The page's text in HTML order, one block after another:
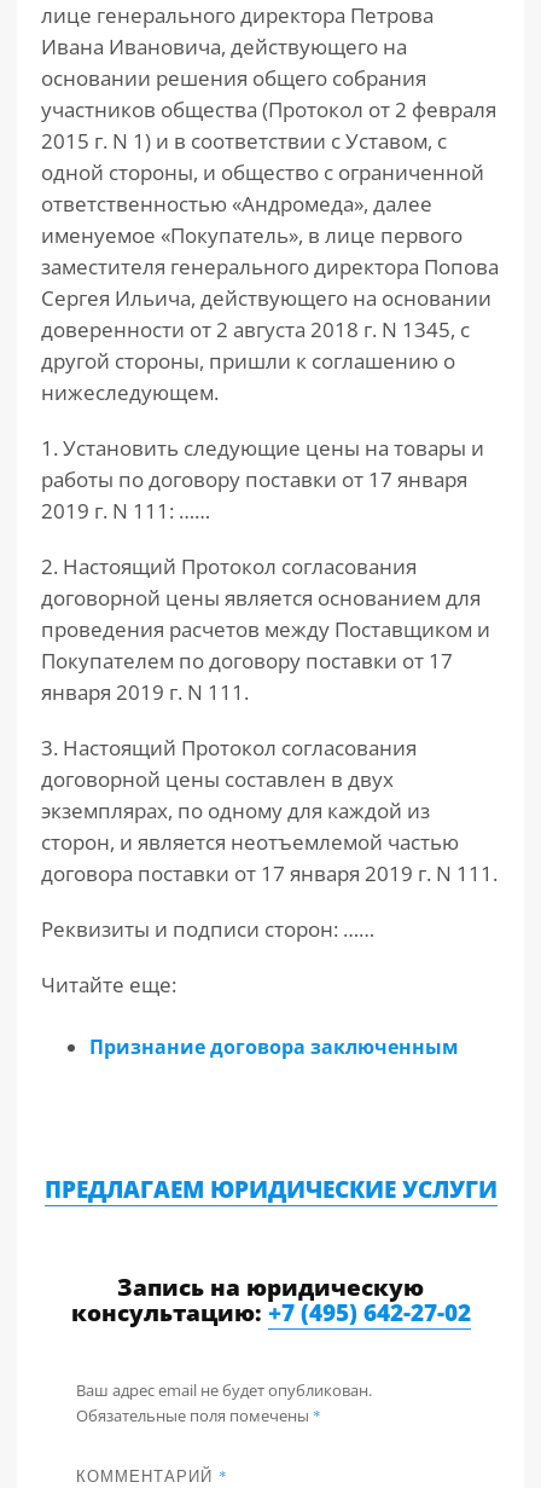
лице генерального директора Петрова
Ивана Ивановича, действующего на
основании решения общего собрания
участников общества (Протокол от 2 февраля
2015 г. N 1) и в соответствии с Уставом, с
одной стороны, и общество с ограниченной
ответственностью «Андромеда», далее
именуемое «Покупатель», в лице первого
заместителя генерального директора Попова
Сергея Ильича, действующего на основании
доверенности от 2 августа 2018 г. N 1345, с
другой стороны, пришли к соглашению о
нижеследующем.
1. Установить следующие цены на товары и
работы по договору поставки от 17 января
2019 г. N 111: ……
2. Настоящий Протокол согласования
договорной цены является основанием для
проведения расчетов между Поставщиком и
Покупателем по договору поставки от 17
января 2019 г. N 111.
3. Настоящий Протокол согласования
договорной цены составлен в двух
экземплярах, по одному для каждой из
сторон, и является неотъемлемой частью
договора поставки от 17 января 2019 г. N 111.
Реквизиты и подписи сторон: ……
Читайте еще:
Признание договора заключенным
ПРЕДЛАГАЕМ ЮРИДИЧЕСКИЕ УСЛУГИ
Запись на юридическую
консультацию: +7 (495) 642-27-02
Ваш адрес email не будет опубликован.
Обязательные поля помечены *
КОММЕНТАРИЙ *